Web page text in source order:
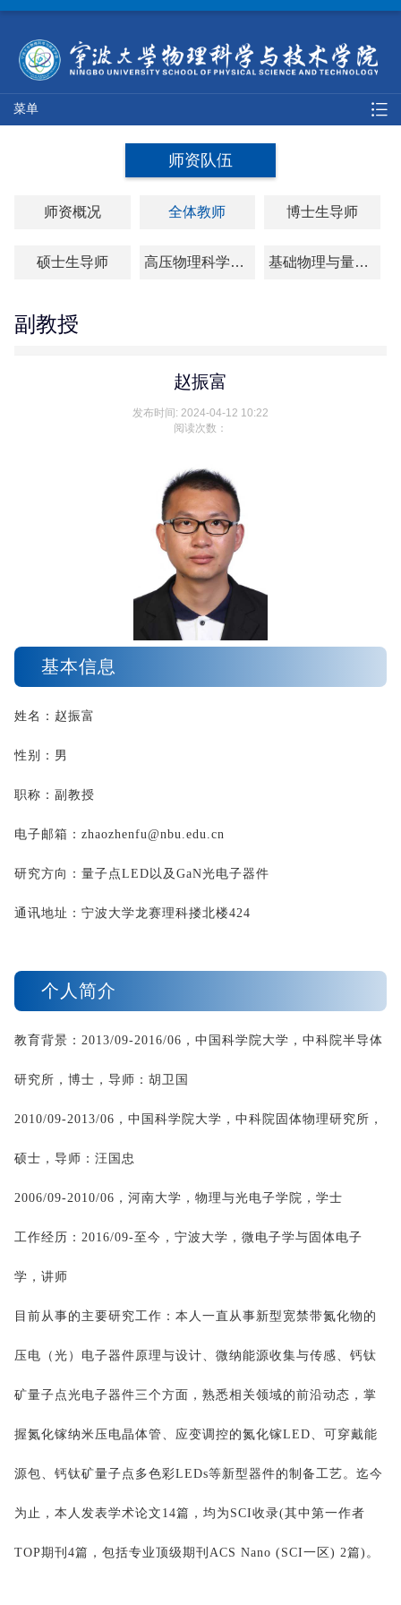
菜单
师资队伍
师资概况 全体教师 博士生导师
硕士生导师 高压物理科学研究院 基础物理与量子科技研究院
副教授
赵振富
发布时间: 2024-04-12 10:22
阅读次数：
基本信息
姓名：赵振富
性别：男
职称：副教授
电子邮箱： zhaozhenfu@nbu.edu.cn
研究方向：量子点LED 以及 GaN光电子器件
通讯地址：宁波 大学龙赛理科搂北楼424
个人简介
教育背景： 2013/09-2016/06 ，中国科学院大学，中科院半导体
研究所，博士，导师：胡卫国
2010/09-2013/06 ，中国科学院大学，中科院固体物理研究所，
硕士，导师：汪国忠
2006/09-2010/06 ，河南大学，物理与光电子学院，学士
工作经历： 2016/09-至今，宁波大学，微电子学与固体电子
学，讲师
目前从事的主要研究工作：本人一直从事新型宽禁带氮化物的
压电（光）电子器件原理与设计、 微纳能源收集与传感、钙钛
矿量子点光电子器件三个方面，熟悉相关领域的前沿动态，掌
握氮化镓纳米压电晶体管、应变调控的氮化镓LED、可穿戴能
源包、钙钛矿量子点多色彩LEDs等新型器件的制备工艺。迄今
为止，本人发表学术论文 14篇，均为 SCI收录(其中第一作者
TOP期刊 4篇，包括专业顶级期刊 ACS Nano (SCI一区 ) 2篇) 。